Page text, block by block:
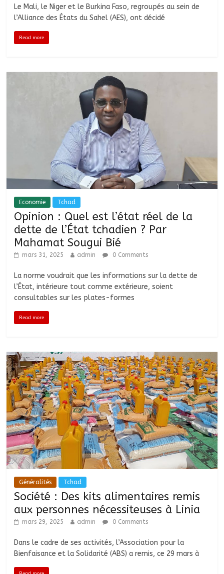
Le Mali, le Niger et le Burkina Faso, regroupés au sein de
l’Alliance des États du Sahel (AES), ont décidé
Read more
Economie Tchad
Opinion : Quel est l’état réel de la
dette de l’État tchadien ? Par
Mahamat Sougui Bié
mars 31, 2025 admin 0 Comments
La norme voudrait que les informations sur la dette de
l’État, intérieure tout comme extérieure, soient
consultables sur les plates-formes
Read more
Généralités Tchad
Société : Des kits alimentaires remis
aux personnes nécessiteuses à Linia
mars 29, 2025 admin 0 Comments
Dans le cadre de ses activités, l’Association pour la
Bienfaisance et la Solidarité (ABS) a remis, ce 29 mars à